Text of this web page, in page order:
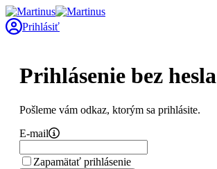
Prihlásiť
Prihlásenie bez hesla
Pošleme vám odkaz, ktorým sa prihlásite.
E-mail
Zapamätať prihlásenie